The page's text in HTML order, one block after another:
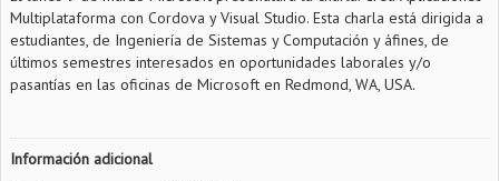
Multiplataforma con Cordova y Visual Studio. Esta charla está dirigida a
estudiantes, de Ingeniería de Sistemas y Computación y áfines, de
últimos semestres interesados en oportunidades laborales y/o
pasantías en las oficinas de Microsoft en Redmond, WA, USA.
Información adicional